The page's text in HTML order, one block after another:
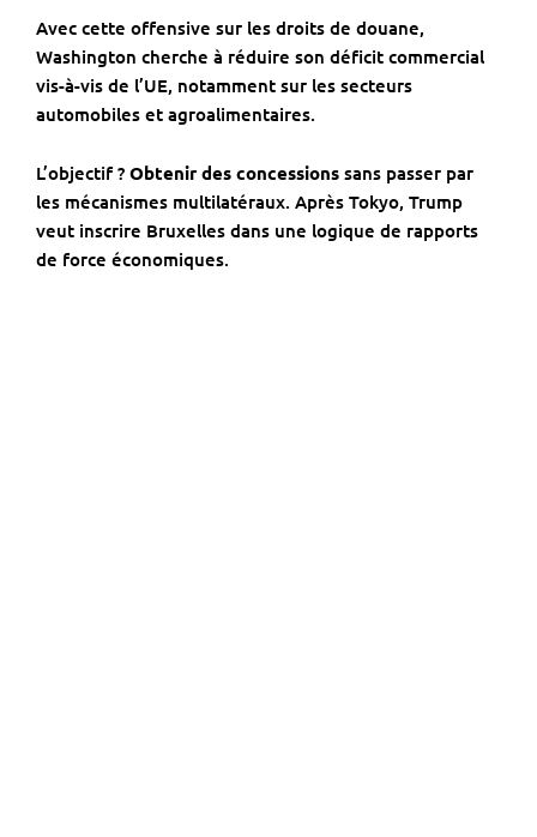
Avec cette offensive sur les droits de douane,
Washington cherche à réduire son déficit commercial
vis-à-vis de l’UE, notamment sur les secteurs
automobiles et agroalimentaires.
L’objectif ? Obtenir des concessions sans passer par
les mécanismes multilatéraux. Après Tokyo, Trump
veut inscrire Bruxelles dans une logique de rapports
de force économiques.